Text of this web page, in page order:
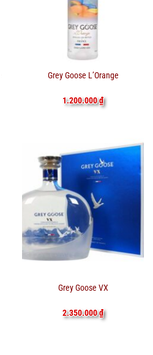
Grey Goose L’Orange
1.200.000₫
Grey Goose VX
2.350.000₫